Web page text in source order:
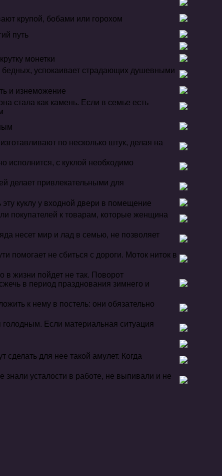
крупой, бобами или горохом
путь
монетки
бедных, успокаивает страдающих душевными
и изнеможение
стала как камень. Если в семье есть
по несколько штук, делая на
исполнится, с куклой необходимо
делает привлекательными для
куклу у входной двери в помещение
покупателей к товарам, которые женщина
несет мир и лад в семью, не позволяет
помогает не сбиться с дороги. Моток ниток в
в жизни пойдет не так. Поворот
в период празднования зимнего и
к нему в постель: они обязательно
голодным. Если материальная ситуация
для нее такой амулет. Когда
усталости в работе, не выпивали и не